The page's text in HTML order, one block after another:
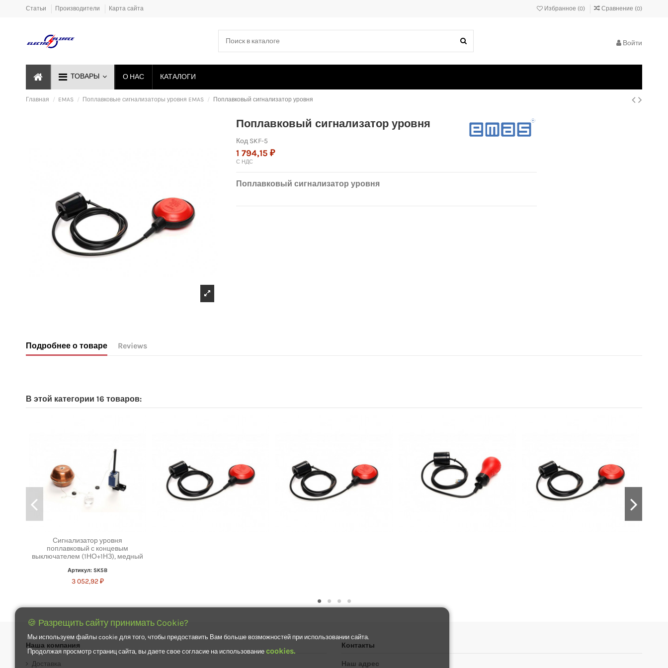
Статьи Производители Карта сайта Избранное (0) Сравнение (0)
Войти
ТОВАРЫ О НАС КАТАЛОГИ
Главная EMAS Поплавковые сигнализаторы уровня EMAS Поплавковый сигнализатор уровня
Поплавковый сигнализатор уровня
Код SKF-5
1 794,15 ₽
С НДС
Поплавковый сигнализатор уровня
Подробнее о товаре Reviews
В этой категории 16 товаров:
Сигнализатор уровня
поплавковый с концевым
выключателем (1НО+1НЗ), медный
Артикул: SK5B
3 052,92 ₽
Наша компания
Доставка
Контакты
Наш адрес
🍪 Разрещить сайту принимать Cookie?
Мы используем файлы cookie для того, чтобы предоставить Вам больше возможностей при использовании сайта.
Продолжая просмотр страниц сайта, вы даете свое согласие на использование cookies.